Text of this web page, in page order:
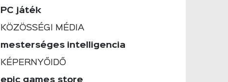
PC játék
KÖZÖSSÉGI MÉDIA
mesterséges intelligencia
KÉPERNYŐIDŐ
epic games store